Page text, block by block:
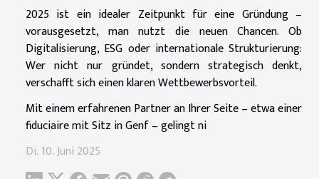
2025 ist ein idealer Zeitpunkt für eine Gründung –
vorausgesetzt, man nutzt die neuen Chancen. Ob
Digitalisierung, ESG oder internationale Strukturierung:
Wer nicht nur gründet, sondern strategisch denkt,
verschafft sich einen klaren Wettbewerbsvorteil.
Mit einem erfahrenen Partner an Ihrer Seite – etwa einer
fiduciaire mit Sitz in Genf – gelingt ni
Di. 10. Juni 2025